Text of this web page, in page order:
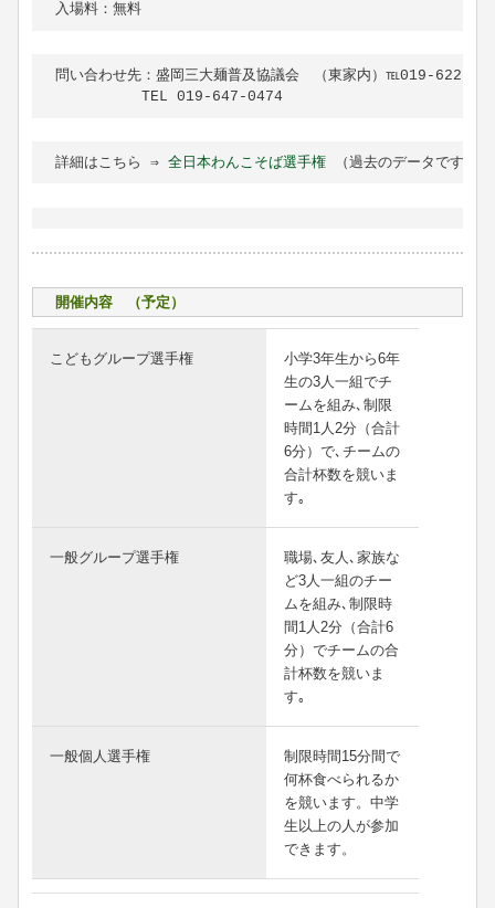
入場料：無料
問い合わせ先：盛岡三大麺普及協議会　（東家内）℡019-622-
TEL 019-647-0474
詳細はこちら ⇒ 全日本わんこそば選手権 （過去のデータです）
開催内容 （予定）
こどもグループ選手権
小学3年生から6年
生の3人一組でチ
ームを組み､制限
時間1人2分（合計
6分）で､チームの
合計杯数を競いま
す｡
一般グループ選手権
職場､友人､家族な
ど3人一組のチー
ムを組み､制限時
間1人2分（合計6
分）でチームの合
計杯数を競いま
す｡
一般個人選手権
制限時間15分間で
何杯食べられるか
を競います。中学
生以上の人が参加
できます。